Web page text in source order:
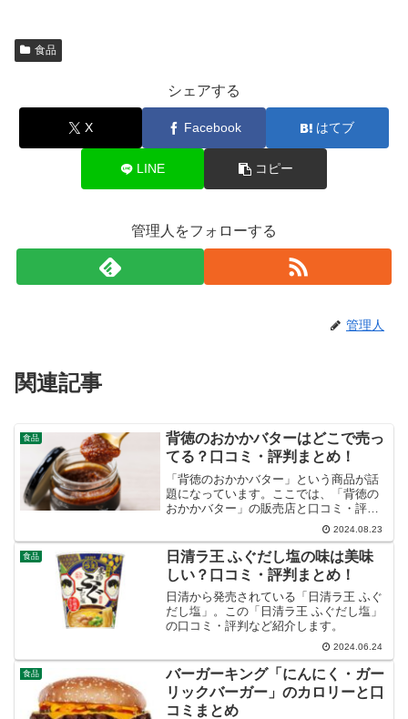
食品
シェアする
X Facebook はてブ
LINE コピー
管理人をフォローする
管理人
関連記事
食品
背徳のおかかバターはどこで売っ
てる？口コミ・評判まとめ！
「背徳のおかかバター」という商品が話
題になっています。ここでは、「背徳の
おかかバター」の販売店と口コミ・評判
2024.08.23
食品
日清ラ王 ふぐだし塩の味は美味
しい？口コミ・評判まとめ！
日清から発売されている「日清ラ王 ふぐ
だし塩」。この「日清ラ王 ふぐだし塩」
の口コミ・評判など紹介します。
2024.06.24
食品
バーガーキング「にんにく・ガー
リックバーガー」のカロリーと口
コミまとめ